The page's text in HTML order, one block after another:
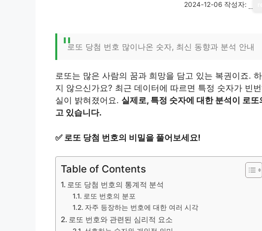
2024-12-06 작성자:
로또 당첨 번호 많이나온 숫자, 최신 동향과 분석 안내
로또는 많은 사람의 꿈과 희망을 담고 있는 복권이죠.
지 않으신가요? 최근 데이터에 따르면 특정 숫자가 빈
실이 밝혀졌어요. 실제로, 특정 숫자에 대한 분석이 로
고 있습니다.
✅ 로또 당첨 번호의 비밀을 풀어보세요!
Table of Contents
로또 당첨 번호의 통계적 분석
로또 번호의 분포
자주 등장하는 번호에 대한 여러 시각
로또 번호와 관련된 심리적 요소